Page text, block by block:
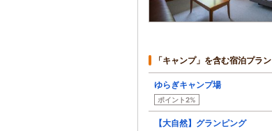
「キャンプ」を含む宿泊プラン
ゆらぎキャンプ場
ポイント2%
【大自然】グランピング